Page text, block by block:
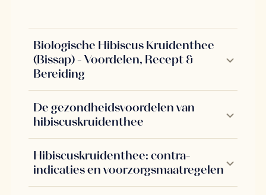
Biologische Hibiscus Kruidenthee
(Bissap) - Voordelen, Recept &
Bereiding
De gezondheidsvoordelen van
hibiscuskruidenthee
Hibiscuskruidenthee: contra-
indicaties en voorzorgsmaatregelen